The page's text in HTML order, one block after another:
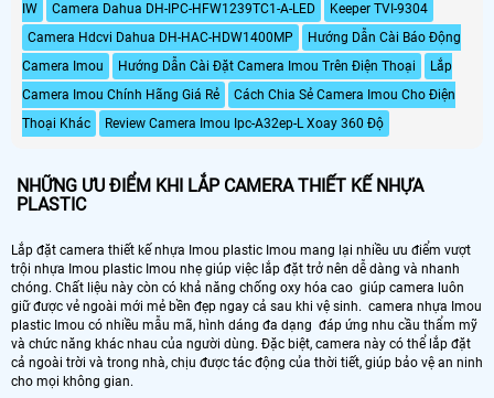
IW
Camera Dahua DH-IPC-HFW1239TC1-A-LED
Keeper TVI-9304
Camera Hdcvi Dahua DH-HAC-HDW1400MP
Hướng Dẫn Cài Báo Động
Camera Imou
Hướng Dẫn Cài Đặt Camera Imou Trên Điện Thoại
Lắp
Camera Imou Chính Hãng Giá Rẻ
Cách Chia Sẻ Camera Imou Cho Điện
Thoại Khác
Review Camera Imou Ipc-A32ep-L Xoay 360 Độ
NHỮNG ƯU ĐIỂM KHI LẮP CAMERA THIẾT KẾ NHỰA
PLASTIC
Lắp đặt camera thiết kế nhựa Imou plastic Imou mang lại nhiều ưu điểm vượt
trội nhựa Imou plastic Imou nhẹ giúp việc lắp đặt trở nên dễ dàng và nhanh
chóng. Chất liệu này còn có khả năng chống oxy hóa cao giúp camera luôn
giữ được vẻ ngoài mới mẻ bền đẹp ngay cả sau khi vệ sinh. camera nhựa Imou
plastic Imou có nhiều mẫu mã, hình dáng đa dạng đáp ứng nhu cầu thẩm mỹ
và chức năng khác nhau của người dùng. Đặc biệt, camera này có thể lắp đặt
cả ngoài trời và trong nhà, chịu được tác động của thời tiết, giúp bảo vệ an ninh
cho mọi không gian.